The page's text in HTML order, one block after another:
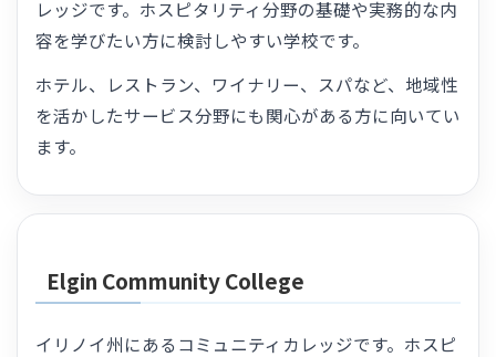
レッジです。ホスピタリティ分野の基礎や実務的な内
容を学びたい方に検討しやすい学校です。
ホテル、レストラン、ワイナリー、スパなど、地域性
を活かしたサービス分野にも関心がある方に向いてい
ます。
Elgin Community College
イリノイ州にあるコミュニティカレッジです。ホスピ